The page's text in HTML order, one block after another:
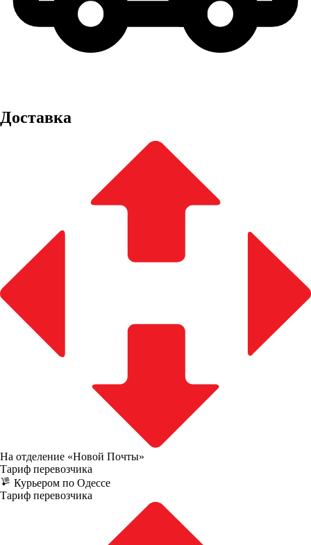
Доставка
На отделение «Новой Почты»
Тариф перевозчика
Курьером по Одессе
Тариф перевозчика